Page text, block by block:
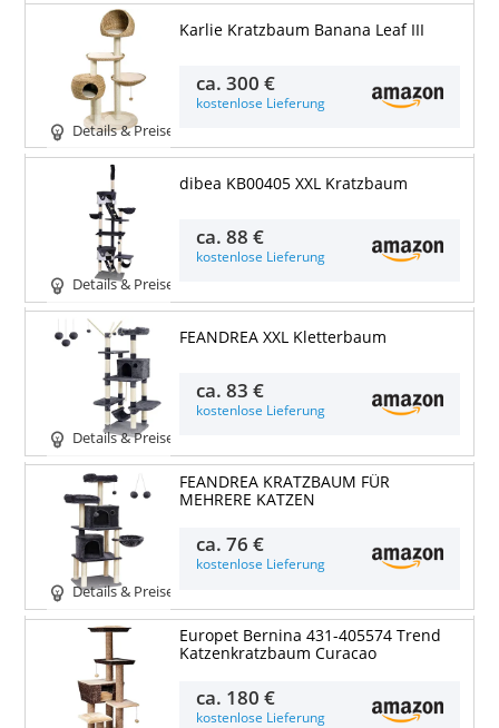
Details & Preise
Karlie Kratzbaum Banana Leaf III
ca.300 €
kostenlose Lieferung
Details & Preise
dibea KB00405 XXL Kratzbaum
ca.88 €
kostenlose Lieferung
Details & Preise
FEANDREA XXL Kletterbaum
ca.83 €
kostenlose Lieferung
Details & Preise
FEANDREA KRATZBAUM FÜR
MEHRERE KATZEN
ca.76 €
kostenlose Lieferung
Europet Bernina 431-405574 Trend
Katzenkratzbaum Curacao
ca. 180 €
kostenlose Lieferung